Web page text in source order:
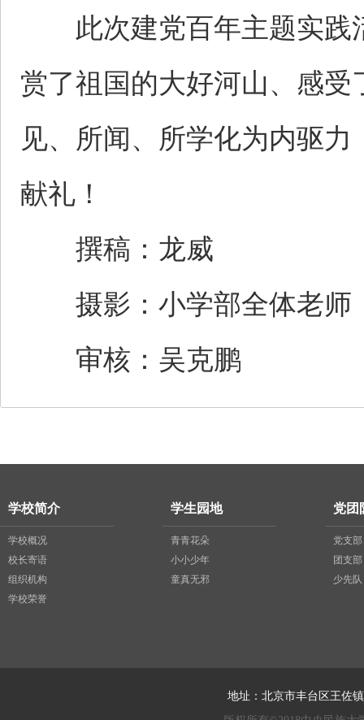
此次建党百年主题实践
赏了祖国的大好河山、感
见、所闻、所学化为内驱
献礼！
撰稿：龙威
摄影：小学部全体老师
审核：吴克鹏
学校简介
学校概况
校长寄语
组织机构
学校荣誉
学生园地
青青花朵
小小少年
童真无邪
党团
党支部
团支部
少先队
地址：北京市丰台区王佐